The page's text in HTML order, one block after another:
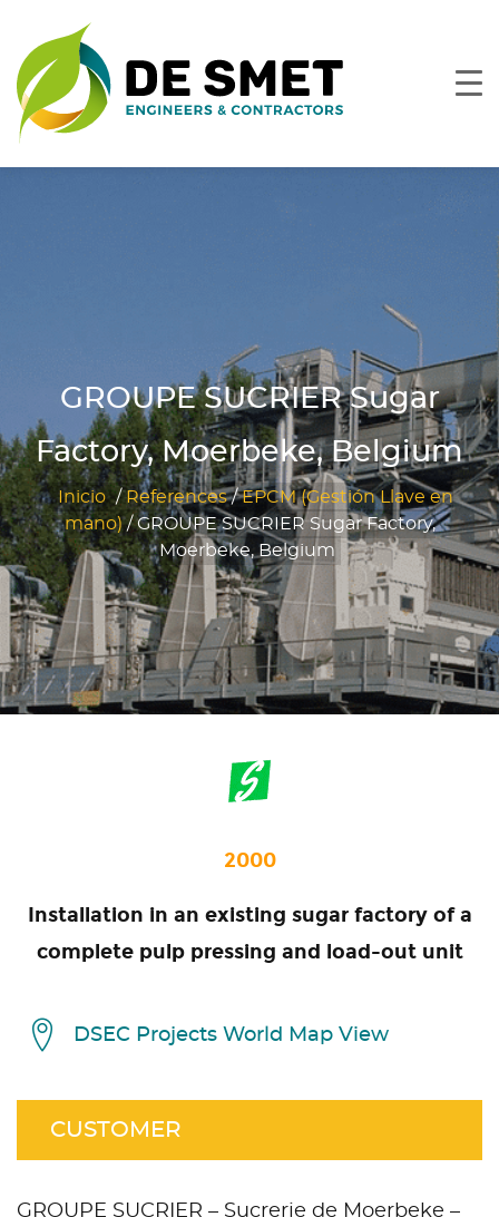
GROUPE SUCRIER Sugar
Factory, Moerbeke, Belgium
Inicio /References/EPCM (Gestión Llave en
mano)/GROUPE SUCRIER Sugar Factory,
Moerbeke, Belgium
2000
Installation in an existing sugar factory of a
complete pulp pressing and load-out unit
DSEC Projects World Map View
CUSTOMER
GROUPE SUCRIER – Sucrerie de Moerbeke –